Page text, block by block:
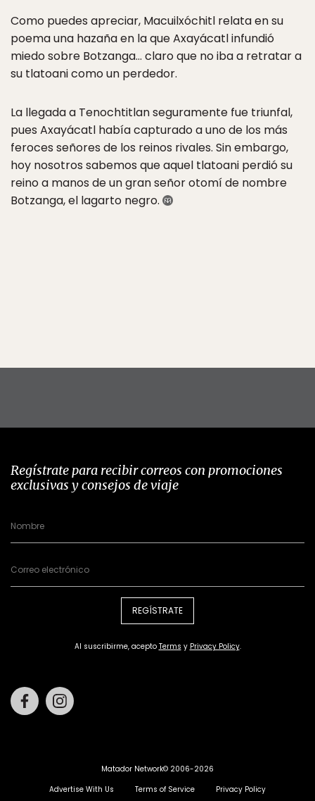
Como puedes apreciar, Macuilxóchitl relata en su
poema una hazaña en la que Axayácatl infundió
miedo sobre Botzanga… claro que no iba a retratar a
su tlatoani como un perdedor.
La llegada a Tenochtitlan seguramente fue triunfal,
pues Axayácatl había capturado a uno de los más
feroces señores de los reinos rivales. Sin embargo,
hoy nosotros sabemos que aquel tlatoani perdió su
reino a manos de un gran señor otomí de nombre
Botzanga, el lagarto negro.
Regístrate para recibir correos con promociones
exclusivas y consejos de viaje
REGÍSTRATE
Al suscribirme, acepto Terms y Privacy Policy.
Facebook
Matador Network© 2006-2026
Advertise With Us
Terms of Service Privacy Policy